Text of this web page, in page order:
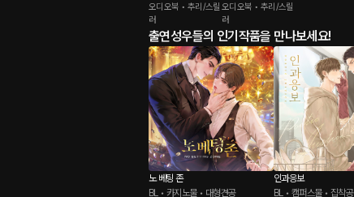
오디오북 • 추리/스릴
러
2)
오디오북 • 추리/스릴
러
출연성우들의 인기작품을 만나보세요!
노 베팅 존
BL • 카지노물 • 대형견공
인과응보
BL • 캠퍼스물 • 집착공